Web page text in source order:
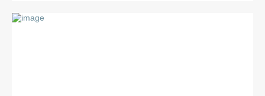
ein vertieftes Verständnis für Konstruktion,